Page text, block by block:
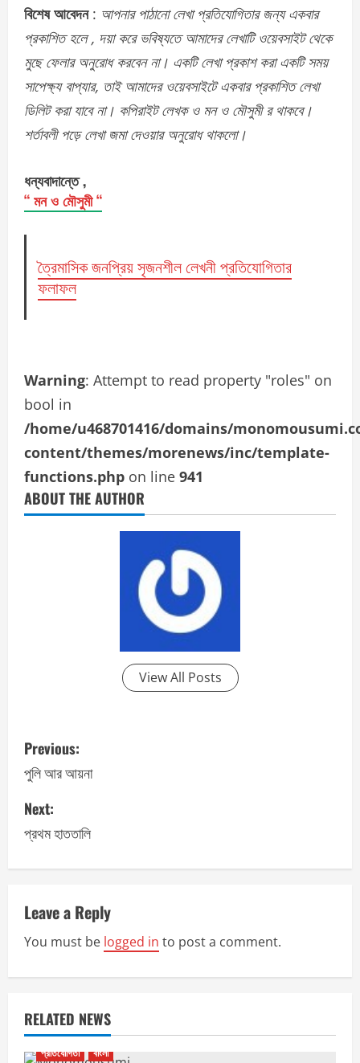
বিশেষ আবেদন: আপনার পাঠানো লেখা প্রতিযোগিতার জন্য একবার
প্রকাশিত হলে , দয়া করে ভবিষ্যতে আমাদের লেখাটি ওয়েবসাইট থেকে
মুছে ফেলার অনুরোধ করবেন না। একটি লেখা প্রকাশ করা একটি সময়
সাপেক্ষ্য বাপ্যার, তাই আমাদের ওয়েবসাইটে একবার প্রকাশিত লেখা
ডিলিট করা যাবে না। কপিরাইট লেখক ও মন ও মৌসুমী র থাকবে।
শর্তাবলী পড়ে লেখা জমা দেওয়ার অনুরোধ থাকলো।
ধন্যবাদান্তে ,
“ মন ও মৌসুমী “
ত্রৈমাসিক জনপ্রিয় সৃজনশীল লেখনী প্রতিযোগিতার
ফলাফল
Warning: Attempt to read property "roles" on
bool in
/home/u468701416/domains/
content/themes/morenews/inc/template-
functions.php on line 941
ABOUT THE AUTHOR
View All Posts
P
o
s
t
n
a
v
i
g
a
Previous:
পুলি আর আয়না
Next:
প্রথম হাততালি
Leave a Reply
You must be logged in to post a comment.
RELATED NEWS
প্রতিযোগিতা বাংলা